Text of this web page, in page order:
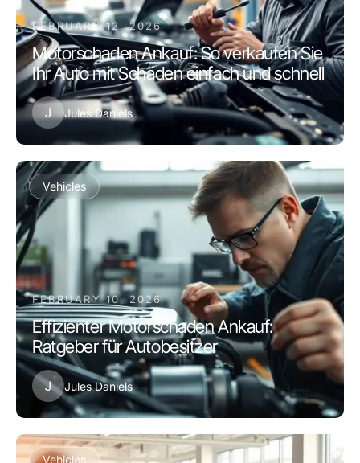
FEBRUARY 12, 2026
Motorschaden Ankauf: So verkaufen Sie
Ihr Auto mit Schäden einfach und schnell
J Jules Daniels
Vehicles
FEBRUARY 10, 2026
Effizienter Motorschaden Ankauf:
Ratgeber für Autobesitzer
J Jules Daniels
Vehicles